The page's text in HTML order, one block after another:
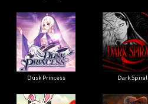
Dusk Princess Dark Spiral